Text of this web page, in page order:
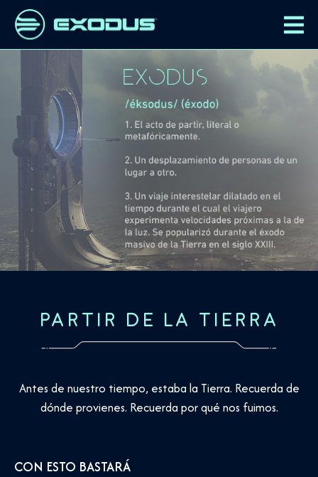
PARTIR DE LA TIERRA
Antes de nuestro tiempo, estaba la Tierra. Recuerda de
dónde provienes. Recuerda por qué nos fuimos.
CON ESTO BASTARÁ